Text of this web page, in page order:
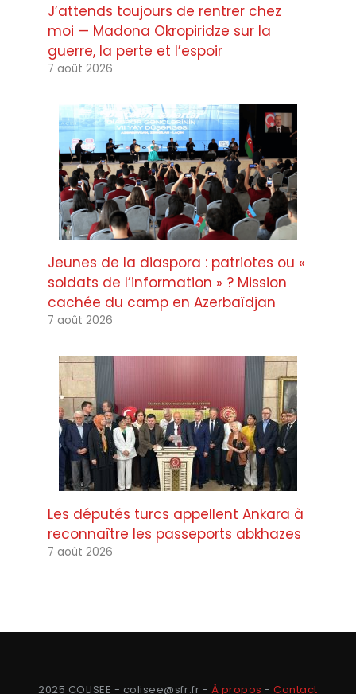
J’attends toujours de rentrer chez
moi — Madona Okropiridze sur la
guerre, la perte et l’espoir
7 août 2026
Jeunes de la diaspora : patriotes ou «
soldats de l’information » ? Mission
cachée du camp en Azerbaïdjan
7 août 2026
Les députés turcs appellent Ankara à
reconnaître les passeports abkhazes
7 août 2026
2025 COLISEE - colisee@sfr.fr - À propos -Contact